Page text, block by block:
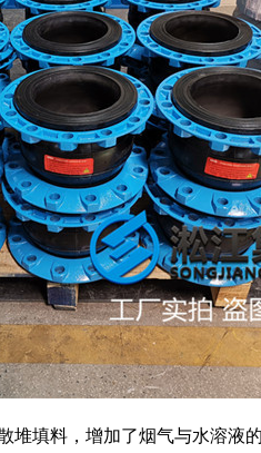
堆填料，增加了烟气与水溶液